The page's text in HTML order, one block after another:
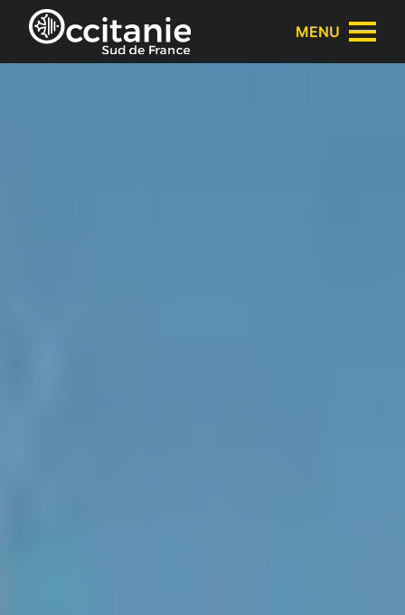
Panneau de gestion des cookies
MENU